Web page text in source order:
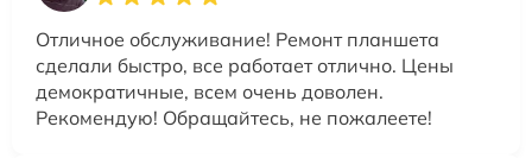
Отличное обслуживание! Ремонт планшета
сделали быстро, все работает отлично. Цены
демократичные, всем очень доволен.
Рекомендую! Обращайтесь, не пожалеете!